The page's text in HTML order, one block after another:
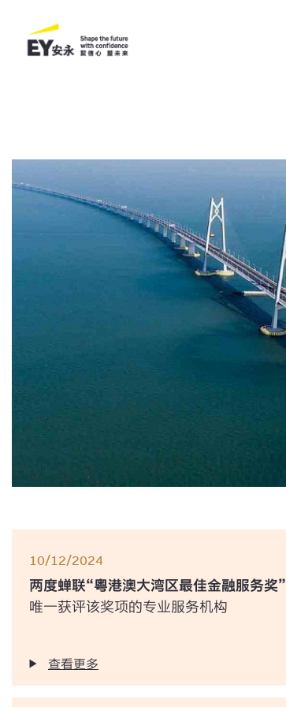
10/12/2024
两度蝉联“粤港澳大湾区最佳金融服务奖”
唯一获评该奖项的专业服务机构
查看更多